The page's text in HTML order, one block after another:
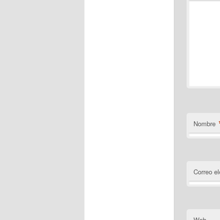
Nombre
Correo